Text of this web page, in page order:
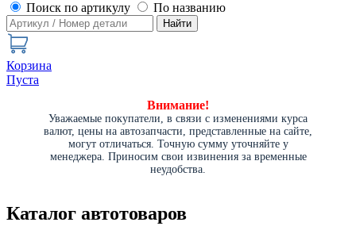
Поиск по артикулу По названию
Найти
Корзина
Пуста
Внимание!
Уважаемые покупатели, в связи с изменениями курса
валют, цены на автозапчасти, представленные на сайте,
могут отличаться. Точную сумму уточняйте у
менеджера. Приносим свои извинения за временные
неудобства.
Каталог автотоваров